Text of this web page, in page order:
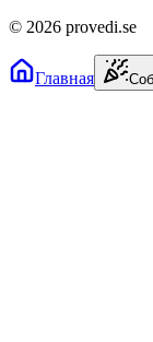
© 2026 provedi.se
Главная